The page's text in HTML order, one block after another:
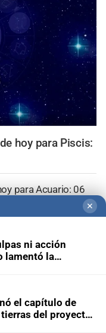
hoy para Piscis:
para Acuario: 06
para Capricornio:
para Escorpio: 06
✕
ni acción
lamentó la
el capítulo de
del proyecto